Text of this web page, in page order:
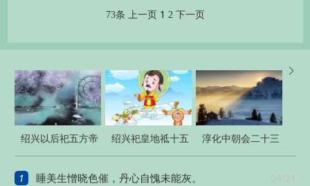
73条 上一页 1 2 下一页

绍兴以后祀五方帝
六十首
绍兴祀皇地祗十五
首
淳化中朝会二十三
首
1 04/21
睡美生憎晓色催，丹心自愧未能灰。